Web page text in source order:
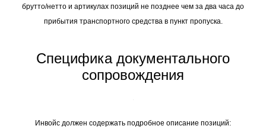
брутто/нетто и артикулах позиций не позднее чем за два часа до
прибытия транспортного средства в пункт пропуска.
Специфика документального
сопровождения
Инвойс должен содержать подробное описание позиций: